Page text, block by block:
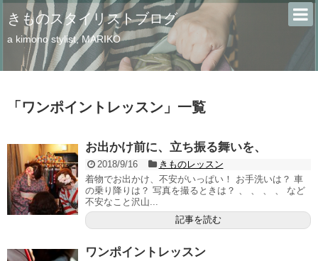
きものスタイリストブログ
a kimono stylist, MARIKO
「 ワンポイントレッスン 」 一覧
お出かけ前に、立ち振る舞いを、
2018/9/16
きものレッスン
着物でお出かけ、不安がいっぱい！ お手洗いは？ 車
の乗り降りは？ 写真を撮るときは？ 、 、 、 、 など
不安なこと沢山...
記事を読む
ワンポイントレッスン